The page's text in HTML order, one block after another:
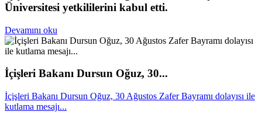
Üniversitesi yetkililerini kabul etti.
Devamını oku
İçişleri Bakanı Dursun Oğuz, 30...
İçişleri Bakanı Dursun Oğuz, 30 Ağustos Zafer Bayramı dolayısı ile
kutlama mesajı...